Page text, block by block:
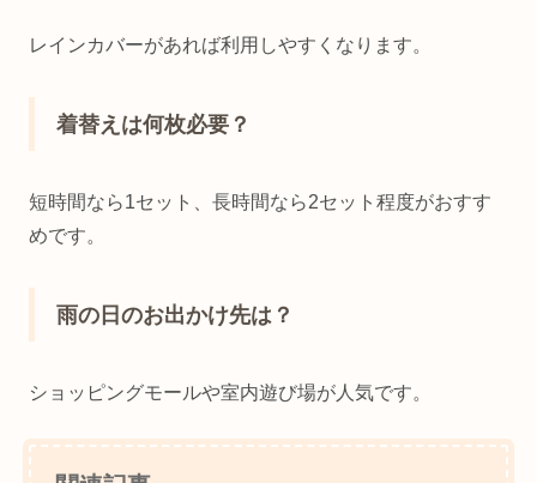
レインカバーがあれば利用しやすくなります。
着替えは何枚必要？
短時間なら1セット、長時間なら2セット程度がおすす
めです。
雨の日のお出かけ先は？
ショッピングモールや室内遊び場が人気です。